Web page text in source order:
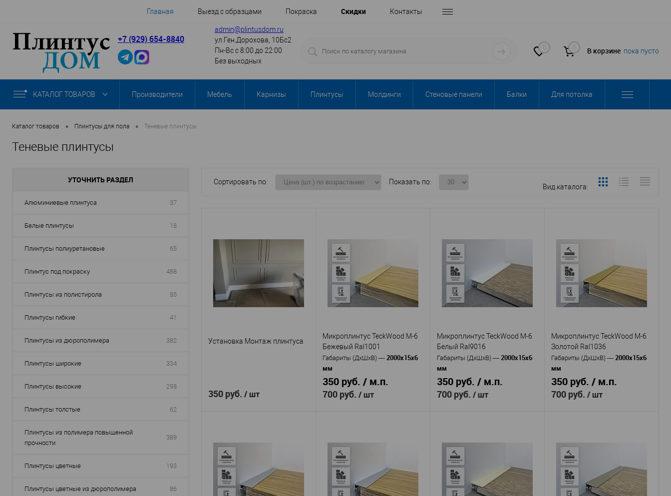
Главная Выезд с образцами Покраска Cкидки Контакты
+7 (929) 654-8840
admin@plintusdom.ru
ул.Ген.Дорохова, 10Бс2
Пн-Вс с 8:00 до 22:00
Без выходных
0 0 В корзине пока пусто
КАТАЛОГ ТОВАРОВ Производители Мебель Карнизы Плинтусы Молдинги Стеновые панели Балки Для потолка
Каталог товаров • Плинтусы для пола • Теневые плинтусы
Теневые плинтусы
УТОЧНИТЬ РАЗДЕЛ
Алюминиевые плинтуса 37
Белые плинтусы 18
Плинтусы полиуретановые 65
Плинтус под покраску 488
Плинтусы из полистирола 85
Плинтусы гибкие 41
Плинтусы из дюрополимера 382
Плинтусы широкие 334
Плинтусы высокие 298
Плинтусы толстые 62
Плинтусы из полимера повышенной
прочности
389
Плинтусы цветные 193
Плинтусы цветные из дюрополимера 86
Сортировать по: Показать по:
Вид каталога:
Установка Монтаж плинтуса
350 руб. / шт
Артикул
В избранное В наличии
Микроплинтус TeckWood M-6
Бежевый Ral1001
Габариты (ДхШхВ) — 2000х15х6
мм
350 руб. / м.п.
700 руб. / шт
Производитель
Артикул—
M-6 Бежевый
Ral1001
Материал—Алюминий
Микроплинтус TeckWood M-6
Белый Ral9016
Габариты (ДхШхВ) — 2000х15х6
мм
350 руб. / м.п.
700 руб. / шт
Производитель
Артикул— M-6 Белый Ral9016
Материал
Алюминий
с покрытием Муар
Микроплинтус TeckWood M-6
Золотой Ral1036
Габариты (ДхШхВ) — 2000х15х6
мм
350 руб. / м.п.
700 руб. / шт
Производитель
Артикул—
M-6 Золотой
Ral1036
Материал —Алюминий